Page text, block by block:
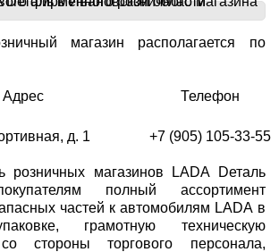
магазин располагается по
Адрес Телефон
д. 1 +7 (905) 105-33-55
розничных магазинов LADA Dеталь
полный ассортимент
частей к автомобилям LADA в
грамотную техническую
стороны торгового персонала,